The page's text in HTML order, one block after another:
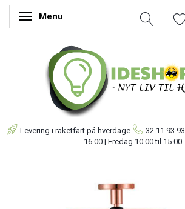
Skifte navigation
Menu
Levering i raketfart på hverdage 32 11 93 93
16.00 | Fredag 10.00 til 15.00